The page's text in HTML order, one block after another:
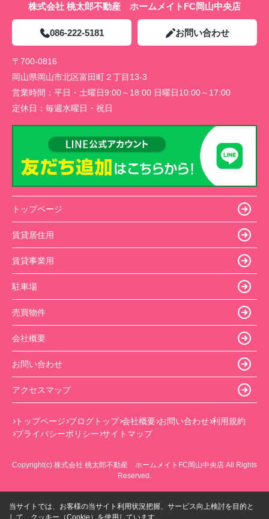
株式会社 桃太郎不動産 ホームメイトFC岡山中央店
086-222-5181 お問い合わせ
〒700-0816
岡山県岡山市北区富田町２丁目13-3
営業時間： 平日・土曜日9:00～18:00 日曜日10:00～17:00
定休日： 毎週水曜日・祝日
トップページ
賃貸居住用
賃貸事業用
駐車場
売買物件
会社概要
お問い合わせ
アクセスマップ
トップページ ブログトップ 会社概要 お問い合わせ 利用規約
プライバシーポリシー サイトマップ
Copyright(c) 株式会社 桃太郎不動産 ホームメイトFC岡山中央店 All Rights
Reserved.
当サイトでは、お客様の当サイト利用状況把握、サービス向上検討を目的と
して、クッキー（Cookie）を使用しています。